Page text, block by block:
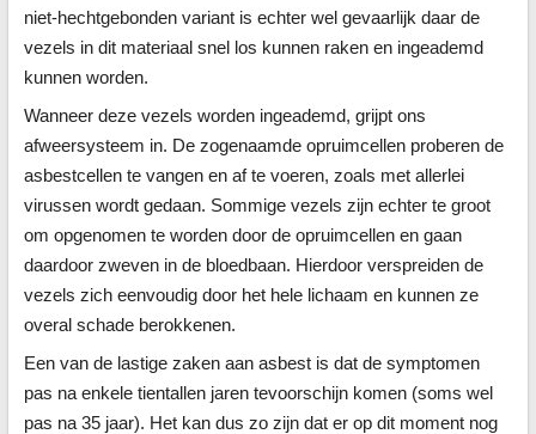
niet-hechtgebonden variant is echter wel gevaarlijk daar de
vezels in dit materiaal snel los kunnen raken en ingeademd
kunnen worden.
Wanneer deze vezels worden ingeademd, grijpt ons
afweersysteem in. De zogenaamde opruimcellen proberen de
asbestcellen te vangen en af te voeren, zoals met allerlei
virussen wordt gedaan. Sommige vezels zijn echter te groot
om opgenomen te worden door de opruimcellen en gaan
daardoor zweven in de bloedbaan. Hierdoor verspreiden de
vezels zich eenvoudig door het hele lichaam en kunnen ze
overal schade berokkenen.
Een van de lastige zaken aan asbest is dat de symptomen
pas na enkele tientallen jaren tevoorschijn komen (soms wel
pas na 35 jaar). Het kan dus zo zijn dat er op dit moment nog